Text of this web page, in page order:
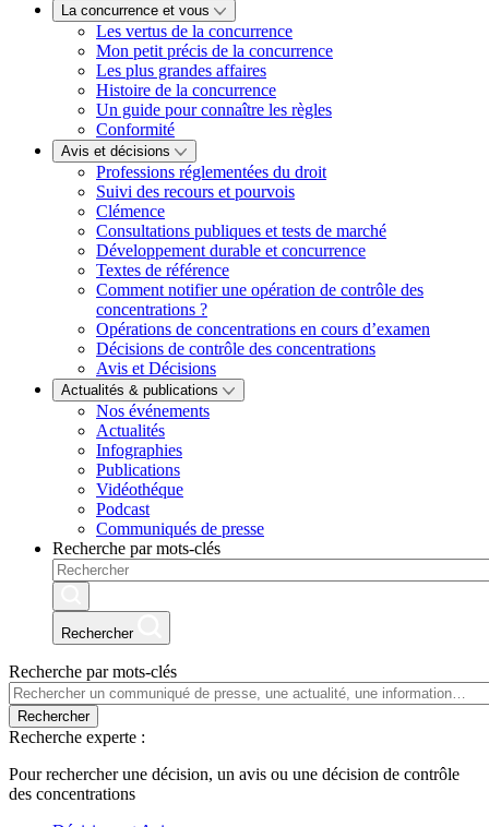
La concurrence et vous
Les vertus de la concurrence
Mon petit précis de la concurrence
Les plus grandes affaires
Histoire de la concurrence
Un guide pour connaître les règles
Conformité
Avis et décisions
Professions réglementées du droit
Suivi des recours et pourvois
Clémence
Consultations publiques et tests de marché
Développement durable et concurrence
Textes de référence
Comment notifier une opération de contrôle des
concentrations ?
Opérations de concentrations en cours d’examen
Décisions de contrôle des concentrations
Avis et Décisions
Actualités & publications
Nos événements
Actualités
Infographies
Publications
Vidéothéque
Podcast
Communiqués de presse
Recherche par mots-clés
Rechercher
Recherche par mots-clés
Rechercher
Recherche experte :
Pour rechercher une décision, un avis ou une décision de contrôle
des concentrations